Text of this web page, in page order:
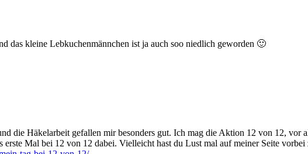
das kleine Lebkuchenmännchen ist ja auch soo niedlich geworden 🙂
die Häkelarbeit gefallen mir besonders gut. Ich mag die Aktion 12 von 12, vor
erste Mal bei 12 von 12 dabei. Vielleicht hast du Lust mal auf meiner Seite vorbei